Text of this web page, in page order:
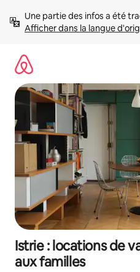
directement
Afficher dans la langue
Istrie : locations de
aux familles